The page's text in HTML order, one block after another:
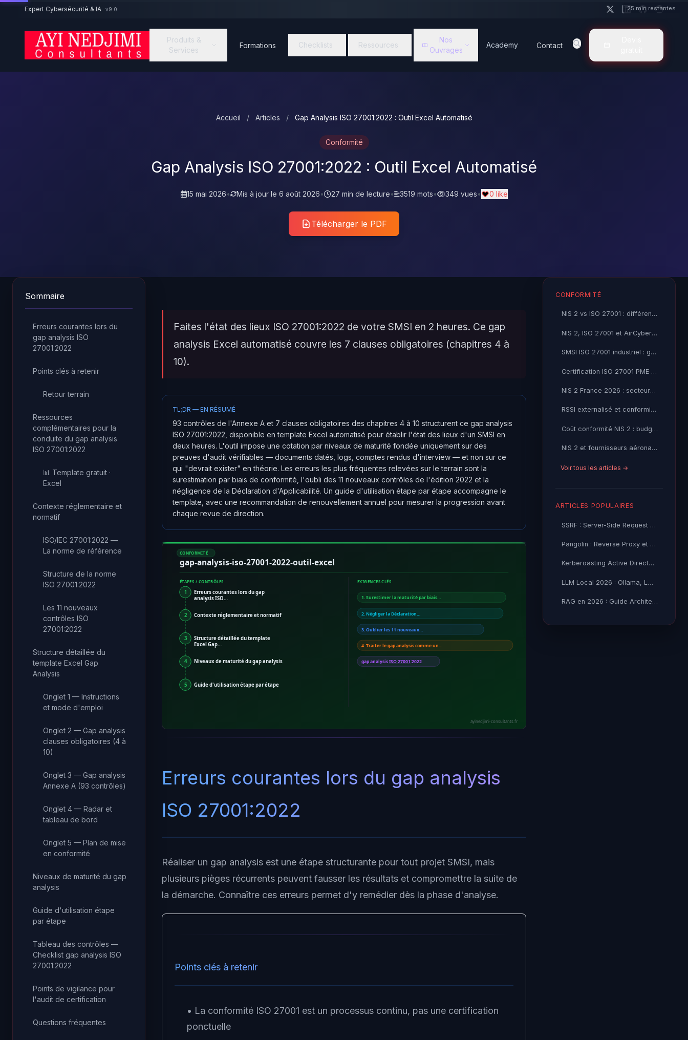
Aller au contenu principal
Expert Cybersécurité & IA v9.0
Produits &
Services
Formations Checklists Ressources
Nos
Ouvrages
Academy Contact
Accueil / Articles / Gap Analysis ISO 27001:2022 : Outil Excel Automatisé
Conformité
Gap Analysis ISO 27001:2022 : Outil Excel Automatisé
15 mai 2026• Mis à jour le 6 août 2026• 27 min de lecture• 3519 mots• 349 vues• 0 like
Télécharger le PDF
Sommaire
Erreurs courantes lors du
gap analysis ISO
27001:2022
Points clés à retenir
Retour terrain
Ressources
complémentaires pour la
conduite du gap analysis
ISO 27001:2022
📊 Template gratuit ·
Excel
Contexte réglementaire et
normatif
ISO/IEC 27001:2022 —
La norme de référence
Structure de la norme
ISO 27001:2022
Les 11 nouveaux
contrôles ISO
27001:2022
Structure détaillée du
template Excel Gap
Analysis
Onglet 1 — Instructions
et mode d'emploi
Onglet 2 — Gap analysis
clauses obligatoires (4 à
10)
Onglet 3 — Gap analysis
Annexe A (93 contrôles)
Onglet 4 — Radar et
tableau de bord
Onglet 5 — Plan de mise
en conformité
Niveaux de maturité du gap
analysis
Guide d'utilisation étape
par étape
Tableau des contrôles —
Checklist gap analysis ISO
27001:2022
Points de vigilance pour
l'audit de certification
Questions fréquentes
Faites l'état des lieux ISO 27001:2022 de votre SMSI en 2 heures. Ce gap
analysis Excel automatisé couvre les 7 clauses obligatoires (chapitres 4 à
10).
TL;DR — EN RÉSUMÉ
93 contrôles de l'Annexe A et 7 clauses obligatoires des chapitres 4 à 10 structurent ce gap analysis
ISO 27001:2022, disponible en template Excel automatisé pour établir l'état des lieux d'un SMSI en
deux heures. L'outil impose une cotation par niveaux de maturité fondée uniquement sur des
preuves d'audit vérifiables — documents datés, logs, comptes rendus d'interview — et non sur ce
qui "devrait exister" en théorie. Les erreurs les plus fréquentes relevées sur le terrain sont la
surestimation par biais de conformité, l'oubli des 11 nouveaux contrôles de l'édition 2022 et la
négligence de la Déclaration d'Applicabilité. Un guide d'utilisation étape par étape accompagne le
template, avec une recommandation de renouvellement annuel pour mesurer la progression avant
chaque revue de direction.
CONFORMITÉ
gap-analysis-iso-27001-2022-outil-excel
ÉTAPES / CONTRÔLES
1
Erreurs courantes lors du gap
analysis ISO…
2 Contexte réglementaire et normatif
3
Structure détaillée du template
Excel Gap…
4 Niveaux de maturité du gap analysis
5 Guide d'utilisation étape par étape
EXIGENCES CLÉS
1. Surestimer la maturité par biais…
2. Négliger la Déclaration…
3. Oublier les 11 nouveaux…
4. Traiter le gap analysis comme un…
gap analysisISO 27001:2022
ayinedjimi-consultants.fr
Erreurs courantes lors du gap analysis
ISO 27001:2022
Réaliser un gap analysis est une étape structurante pour tout projet SMSI, mais
plusieurs pièges récurrents peuvent fausser les résultats et compromettre la suite de
la démarche. Connaître ces erreurs permet d'y remédier dès la phase d'analyse.
Points clés à retenir
• La conformité ISO 27001 est un processus continu, pas une certification
ponctuelle
CONFORMITÉ
NIS 2 vs ISO 27001 : différences et complémentarités
NIS 2, ISO 27001 et AirCyber : quelle démarche PME 2026
SMSI ISO 27001 industriel : guide de mise en œuvre 2026
Certification ISO 27001 PME : coût, durée et ROI 2026
NIS 2 France 2026 : secteurs et entreprises concernés
RSSI externalisé et conformité NIS 2 : l'accompagnement clé en main
Coût conformité NIS 2 : budget réaliste pour une PME 2026
NIS 2 et fournisseurs aéronautiques : obligations 2026
Voir tous les articles →
ARTICLES POPULAIRES
SSRF : Server-Side Request Forgery — Exploitation Avancée
Pangolin : Reverse Proxy et Tunnel Self-Hosted — Guide
Kerberoasting Active Directory : Attaque et Défense 2026
LLM Local 2026 : Ollama, LM Studio ou vLLM — Quel Outil selon
RAG en 2026 : Guide Architecture, Vectorisation & Chunking
25 min restantes